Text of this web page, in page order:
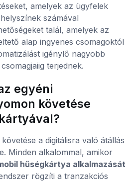
amelyek az ügyfelek
számával
talál, amelyek az
alap ingyenes csomagoktól
igénylő nagyobb
terjednek.
egyéni
követése
a digitálisra való átállás
Minden alkalommal, amikor
hűségkártya alkalmazását
rögzíti a tranzakciós